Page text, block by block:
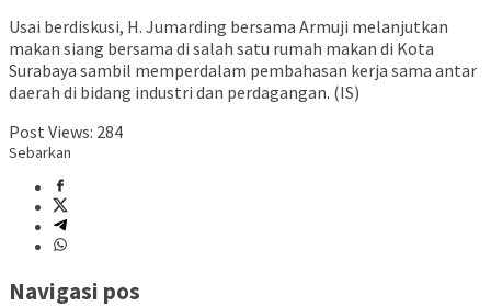
Usai berdiskusi, H. Jumarding bersama Armuji melanjutkan
makan siang bersama di salah satu rumah makan di Kota
Surabaya sambil memperdalam pembahasan kerja sama antar
daerah di bidang industri dan perdagangan. (IS)
Post Views: 284
Sebarkan
Navigasi pos